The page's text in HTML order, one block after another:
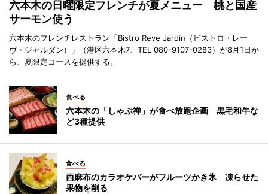
六本木の日曜限定フレンチが夏メニュー 桃と国産
サーモン使う
六本木のフレンチレストラン「Bistro Reve Jardin（ビストロ・レー
ヴ・ジャルダン）」（港区六本木7、TEL 080-9107-0283）が8月1日か
ら、夏限定コースを提供する。
食べる
六本木の「しゃぶ禅」が食べ放題企画 黒毛和牛な
ど3種提供
食べる
西麻布のカラオケバーがフルーツかき氷 凍らせた
果物を削る